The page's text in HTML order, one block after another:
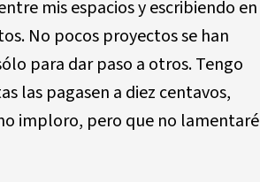
mis espacios y escribiendo en
No pocos proyectos se han
para dar paso a otros. Tengo
las pagasen a diez centavos,
imploro, pero que no lamentaré